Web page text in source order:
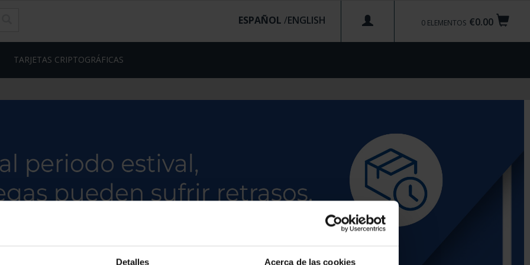
Detalles Acerca de las cookies
€0.00
0 ELEMENTOS
ESPAÑOL /
TARJETAS CRIPTOGRÁFICAS